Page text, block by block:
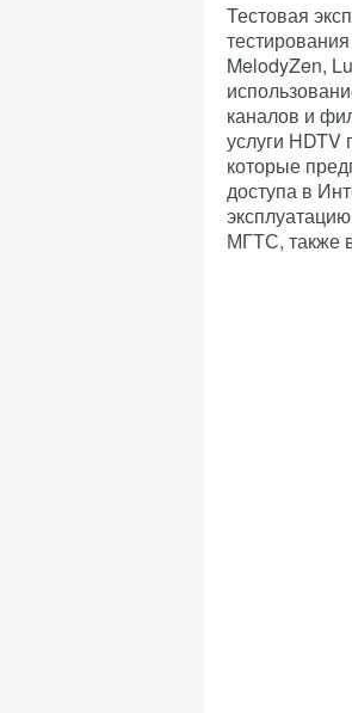
Тестовая
MelodyZen,
каналов и
услуги
которые
доступа в
МГТС, также